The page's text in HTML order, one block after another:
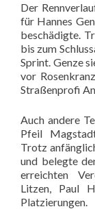
Der
für Hannes
beschädigte.
bis zum
Sprint. Genze
vor
Straßenprofi
Auch andere
Pfeil
Trotz
und belegte
erreichten
Litzen, Paul
Platzierungen.